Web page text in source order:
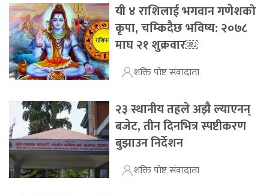
यी ४ राशिलाई भगवान गणेशको
कृपा, चम्किदैछ भविष्य: २०७८
माघ २१ शुक्रवार￼
शक्ति पोष्ट संवादाता
२३ स्थानीय तहले अझै ल्याएनन्
बजेट, तीन दिनभित्र स्पष्टीकरण
बुझाउन निर्देशन
शक्ति पोष्ट संवादाता